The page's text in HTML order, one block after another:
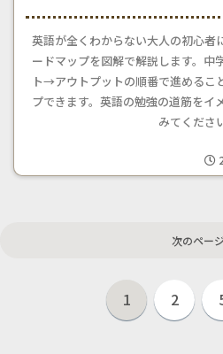
英語が全くわからない大人の初心者
ードマップを図解で解説します。
ト→アウトプットの順番で進めるこ
プできます。英語の勉強の道筋をイ
みてくださ
次のページ
1 2